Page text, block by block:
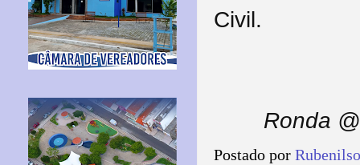
Civil.
Ronda
Postado por